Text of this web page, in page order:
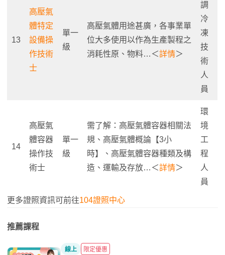
13
高壓氣
體特定
設備操
作技術
士
單一
級
高壓氣體用途甚廣，各事業單
位大多使用以作為生產製程之
消耗性原、物料…＜詳情＞
調
冷
凍
技
術
人
員
14
高壓氣
體容器
操作技
術士
單一
級
需了解：高壓氣體容器相關法
規、高壓氣體概論【3小
時】、高壓氣體容器種類及構
造、運輸及存放…＜詳情＞
環
境
工
程
人
員
更多證照資訊可前往104證照中心
推薦課程
線上 限定優惠